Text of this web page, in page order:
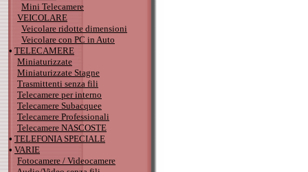
Mini Telecamere
VEICOLARE
Veicolare ridotte dimensioni
Veicolare con PC in Auto
• TELECAMERE
Miniaturizzate
Miniaturizzate Stagne
Trasmittenti senza fili
Telecamere per interno
Telecamere Subacquee
Telecamere Professionali
Telecamere NASCOSTE
• TELEFONIA SPECIALE
• VARIE
Fotocamere / Videocamere